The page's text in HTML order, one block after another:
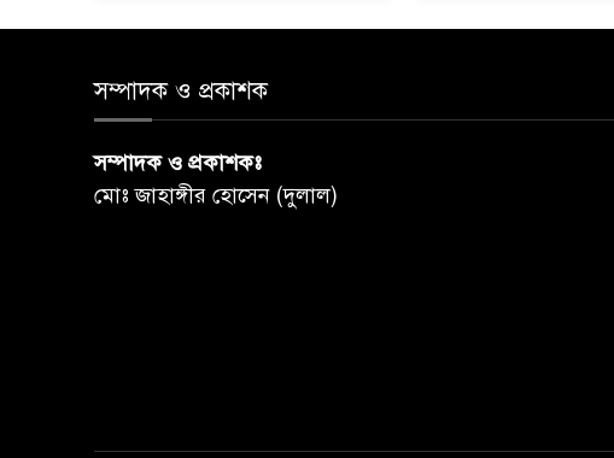
সম্পাদক ও প্রকাশক
সম্পাদক ও প্রকাশকঃ
মোঃ জাহাঙ্গীর হোসেন (দুলাল)